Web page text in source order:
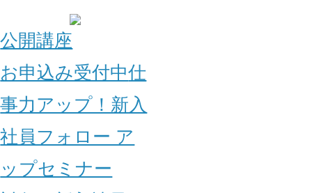
公開講座
お申込み受付中仕
事力アップ！新入
社員フォロー ア
ップセミナー